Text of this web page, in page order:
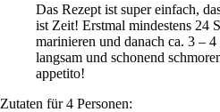
Das Rezept ist super einfach,
ist Zeit! Erstmal mindestens 24
marinieren und danach ca. 3 –
langsam und schonend
appetito!
Zutaten für 4 Personen: